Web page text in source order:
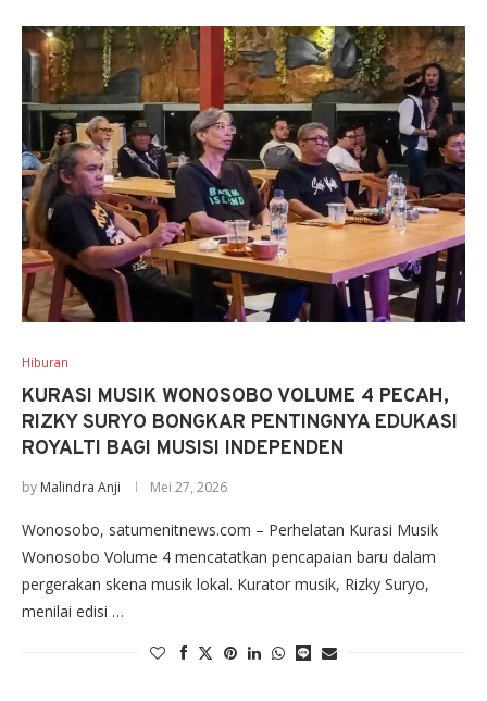
Hiburan
KURASI MUSIK WONOSOBO VOLUME 4 PECAH,
RIZKY SURYO BONGKAR PENTINGNYA EDUKASI
ROYALTI BAGI MUSISI INDEPENDEN
by Malindra Anji Mei 27, 2026
Wonosobo, satumenitnews.com – Perhelatan Kurasi Musik
Wonosobo Volume 4 mencatatkan pencapaian baru dalam
pergerakan skena musik lokal. Kurator musik, Rizky Suryo,
menilai edisi …